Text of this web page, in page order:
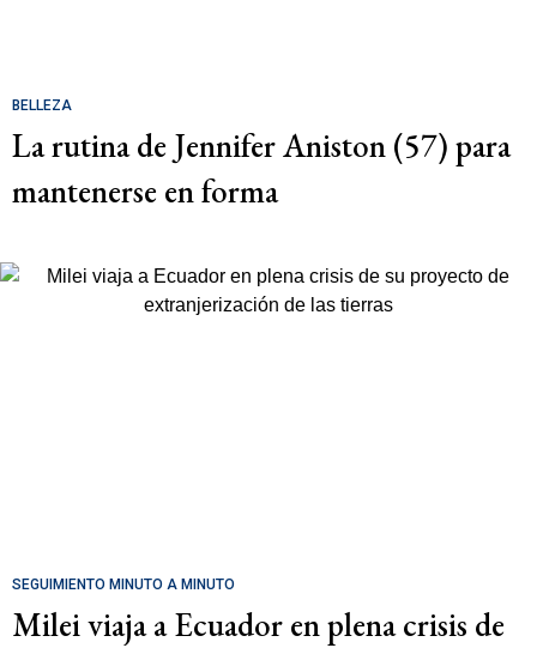
BELLEZA
La rutina de Jennifer Aniston (57) para
mantenerse en forma
SEGUIMIENTO MINUTO A MINUTO
Milei viaja a Ecuador en plena crisis de